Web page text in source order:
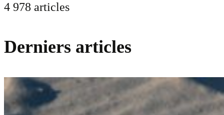
4 978 articles
Derniers articles